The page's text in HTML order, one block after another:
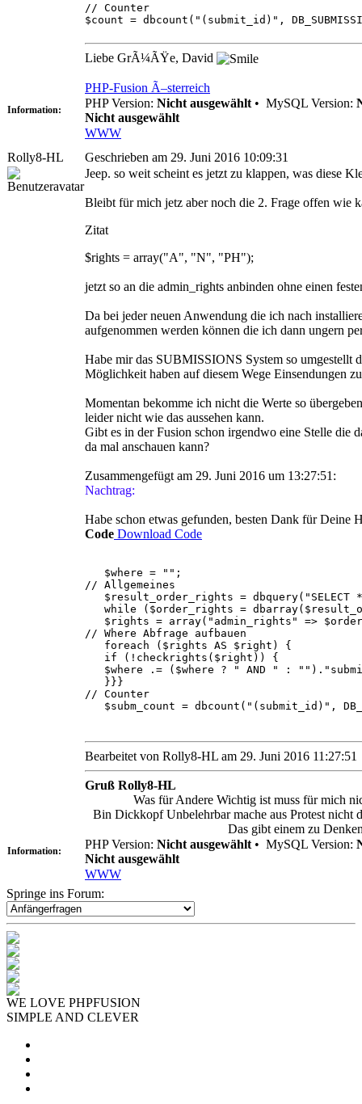
// Counter
$count = dbcount("(submit_id)",
Liebe GrÃ¼ÃŸe, David
PHP-Fusion Ã–sterreich
Information: PHP Version: Nicht ausgewählt • MySQL Version:
Nicht ausgewählt
WWW
Rolly8-HL
Geschrieben am 29. Juni 2016 10:09:31
Jeep. so weit scheint es jetzt zu klappen, was diese
Bleibt für mich jetz aber noch die 2. Frage offen wie
Zitat
$rights = array("A", "N", "PH");
jetzt so an die admin_rights anbinden ohne einen
Da bei jeder neuen Anwendung die ich nach
aufgenommen werden können die ich dann ungern
Habe mir das SUBMISSIONS System so umgestellt
Möglichkeit haben auf diesem Wege Einsendungen
Momentan bekomme ich nicht die Werte so
leider nicht wie das aussehen kann.
Gibt es in der Fusion schon irgendwo eine Stelle die
da mal anschauen kann?
Zusammengefügt am 29. Juni 2016 um 13:27:51:
Nachtrag:
Habe schon etwas gefunden, besten Dank für Deine
Code Download Code
$where = "";
// Allgemeines
$result_order_rights = dbquery("SELECT *
while ($order_rights =
$rights = array("admin_rights" =>
// Where Abfrage aufbauen
foreach ($rights AS $right) {
if (!checkrights($right)) {
$where .= ($where ? " AND " :
}}}
// Counter
$subm_count = dbcount("(submit_id)",
Bearbeitet von Rolly8-HL am 29. Juni 2016 11:27:51
Gruß Rolly8-HL
Was für Andere Wichtig ist muss für mich
Bin Dickkopf Unbelehrbar mache aus Protest nicht
Das gibt einem zu
Information: PHP Version: Nicht ausgewählt • MySQL Version:
Nicht ausgewählt
WWW
Springe ins Forum:
WE LOVE PHPFUSION
SIMPLE AND CLEVER